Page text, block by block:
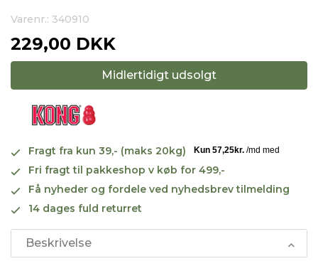
Varenr.: 340910
229,00 DKK
Midlertidigt udsolgt
Fragt fra kun 39,- (maks 20kg)
Fri fragt til pakkeshop v køb for 499,-
Få nyheder og fordele ved nyhedsbrev tilmelding
14 dages fuld returret
Beskrivelse